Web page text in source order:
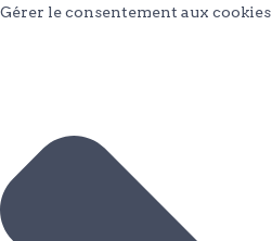
Gérer le consentement aux cookies